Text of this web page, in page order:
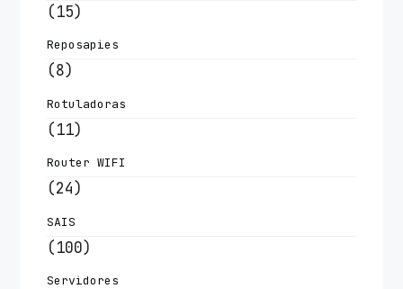
(15)
Reposapies
(8)
Rotuladoras
(11)
Router WIFI
(24)
SAIS
(100)
Servidores